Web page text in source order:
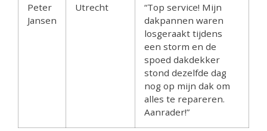
Peter
Jansen
Utrecht
“Top service! Mijn
dakpannen waren
losgeraakt tijdens
een storm en de
spoed dakdekker
stond dezelfde dag
nog op mijn dak om
alles te repareren.
Aanrader!”